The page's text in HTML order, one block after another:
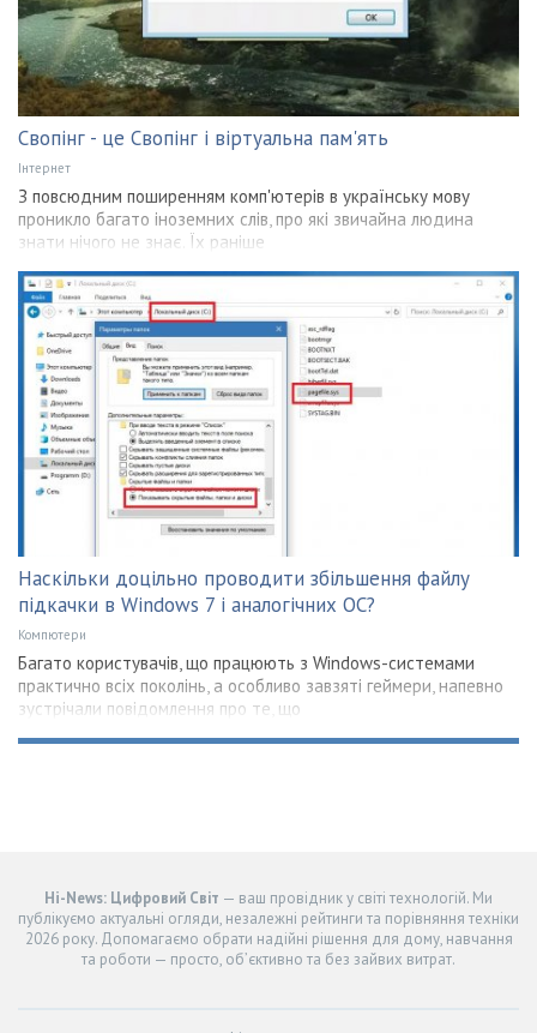
Свопінг - це Свопінг і віртуальна пам'ять
Інтернет
З повсюдним поширенням комп'ютерів в українську мову
проникло багато іноземних слів, про які звичайна людина
знати нічого не знає. Їх раніше
Наскільки доцільно проводити збільшення файлу
підкачки в Windows 7 і аналогічних ОС?
Компютери
Багато користувачів, що працюють з Windows-системами
практично всіх поколінь, а особливо завзяті геймери, напевно
зустрічали повідомлення про те, що
Hi-News: Цифровий Світ — ваш провідник у світі технологій. Ми
публікуємо актуальні огляди, незалежні рейтинги та порівняння техніки
2026 року. Допомагаємо обрати надійні рішення для дому, навчання
та роботи — просто, об’єктивно та без зайвих витрат.